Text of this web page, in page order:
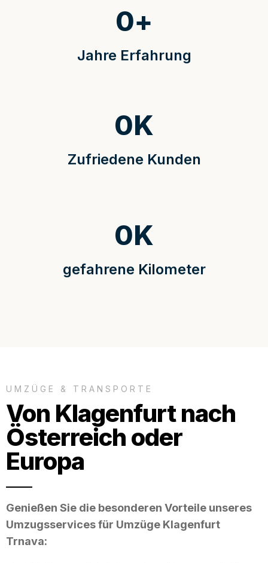
Jahre Erfahrung
0+
Zufriedene Kunden
0K
gefahrene Kilometer
0K
UMZÜGE & TRANSPORTE
Von Klagenfurt nach
Österreich oder
Europa
Genießen Sie die besonderen Vorteile unseres
Umzugsservices für Umzüge Klagenfurt
Trnava: